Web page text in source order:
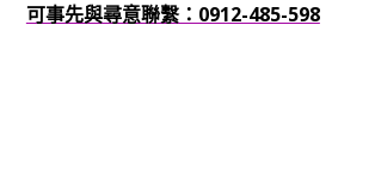
可事先與尋意聯繫：0912-485-598